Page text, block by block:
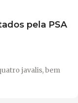
pela PSA
javalis, bem